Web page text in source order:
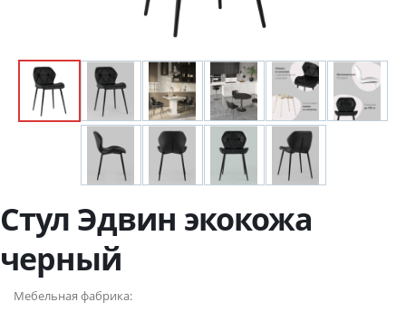
Стул Эдвин экокожа
черный
Мебельная фабрика: